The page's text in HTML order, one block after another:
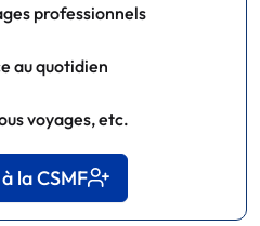
professionnels
au quotidien
voyages, etc.
la CSMF